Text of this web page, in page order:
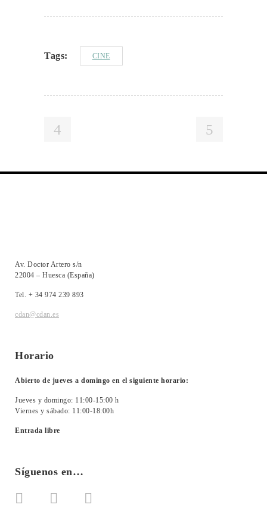
Tags: CINE
Av. Doctor Artero s/n
22004 – Huesca (España)
Tel. + 34 974 239 893
cdan@cdan.es
Horario
Abierto de jueves a domingo en el siguiente horario:
Jueves y domingo: 11:00-15:00 h
Viernes y sábado: 11:00-18:00h
Entrada libre
Síguenos en…